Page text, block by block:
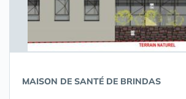
MAISON DE SANTÉ DE BRINDAS